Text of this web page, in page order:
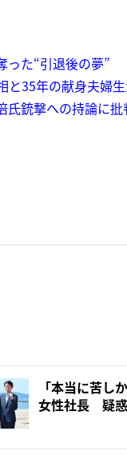
た“引退後の夢”
と35年の献身夫婦
氏銃撃への持論に批
「本当に苦し
女性社長 疑